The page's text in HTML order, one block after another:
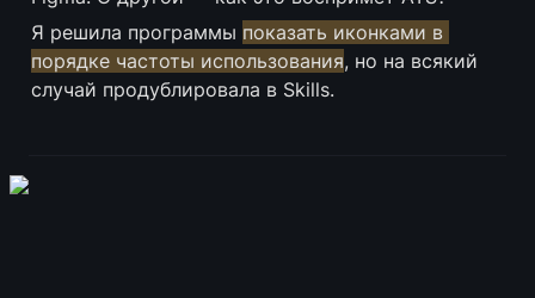
Я решила программы показать иконками в
порядке частоты использования, но на всякий
случай продублировала в Skills.